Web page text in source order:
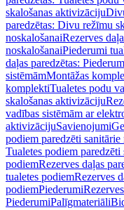
skalošanas aktivizāciju
paredzētas: Divu režīmu
noskalošanaiRezerves
noskalošanaiPiederumi
daļas paredzētas:
sistēmāmMontāžas
komplektiTualetes podu
skalošanas aktivizāciju
vadības sistēmām ar
aktivizācijuSavienojumi
podiem paredzēti
Tualetes podiem
podiemRezerves daļas
tualetes podiemRezerves
podiemPiederumi
PiederumiPalīgmateriāli